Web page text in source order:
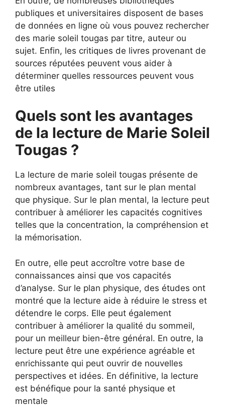
publiques et universitaires disposent de bases
de données en ligne où vous pouvez rechercher
des marie soleil tougas par titre, auteur ou
sujet. Enfin, les critiques de livres provenant de
sources réputées peuvent vous aider à
déterminer quelles ressources peuvent vous
être utiles
Quels sont les avantages
de la lecture de Marie Soleil
Tougas ?
La lecture de marie soleil tougas présente de
nombreux avantages, tant sur le plan mental
que physique. Sur le plan mental, la lecture peut
contribuer à améliorer les capacités cognitives
telles que la concentration, la compréhension et
la mémorisation.
En outre, elle peut accroître votre base de
connaissances ainsi que vos capacités
d’analyse. Sur le plan physique, des études ont
montré que la lecture aide à réduire le stress et
détendre le corps. Elle peut également
contribuer à améliorer la qualité du sommeil,
pour un meilleur bien-être général. En outre, la
lecture peut être une expérience agréable et
enrichissante qui peut ouvrir de nouvelles
perspectives et idées. En définitive, la lecture
est bénéfique pour la santé physique et
mentale